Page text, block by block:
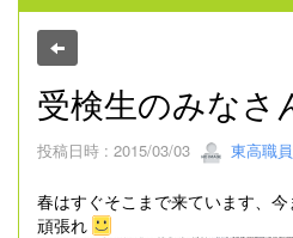
受検生のみなさ
投稿日時 : 2015/03/03 東高職員
春はすぐそこまで来ています、
頑張れ